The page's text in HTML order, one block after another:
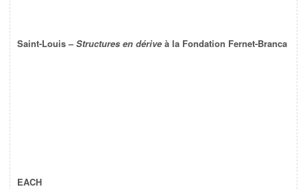
Saint-Louis –Structures en dérive à la Fondation Fernet-Branca
EACH